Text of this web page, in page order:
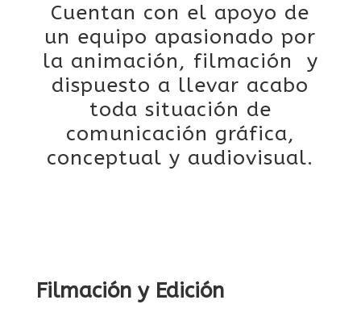
Cuentan con el apoyo de
un equipo apasionado por
la animación, filmación y
dispuesto a llevar acabo
toda situación de
comunicación gráfica,
conceptual y audiovisual.
Filmación y Edición